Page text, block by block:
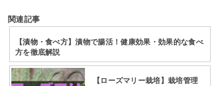
関連記事
【漬物・食べ方】漬物で腸活！健康効果・効果的な食べ
方を徹底解説
【ローズマリー栽培】栽培管理